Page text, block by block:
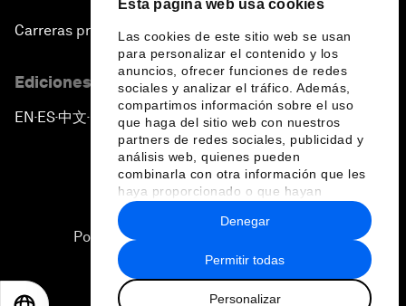
Esta página web usa cookies
Las cookies de este sitio web se usan
para personalizar el contenido y los
anuncios, ofrecer funciones de redes
sociales y analizar el tráfico. Además,
compartimos información sobre el uso
que haga del sitio web con nuestros
partners de redes sociales, publicidad y
análisis web, quienes pueden
combinarla con otra información que les
haya proporcionado o que hayan
recopilado a partir del uso que haya
hecho de sus servicios.
Permitir todas
Personalizar
Denegar
Carreras profesionales
Ediciones en otros idiomas
EN ▪ES▪中文▪ 日本語
Política de privacidad y normas de uso
Sitemap